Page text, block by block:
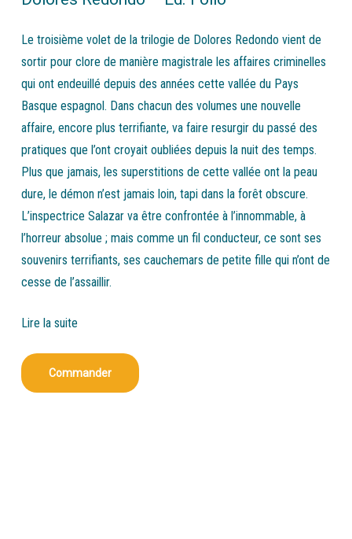
Le troisième volet de la trilogie de Dolores Redondo vient de
sortir pour clore de manière magistrale les affaires criminelles
qui ont endeuillé depuis des années cette vallée du Pays
Basque espagnol. Dans chacun des volumes une nouvelle
affaire, encore plus terrifiante, va faire resurgir du passé des
pratiques que l’ont croyait oubliées depuis la nuit des temps.
Plus que jamais, les superstitions de cette vallée ont la peau
dure, le démon n’est jamais loin, tapi dans la forêt obscure.
L’inspectrice Salazar va être confrontée à l’innommable, à
l’horreur absolue ; mais comme un fil conducteur, ce sont ses
souvenirs terrifiants, ses cauchemars de petite fille qui n’ont de
cesse de l’assaillir.
Lire la suite
Commander